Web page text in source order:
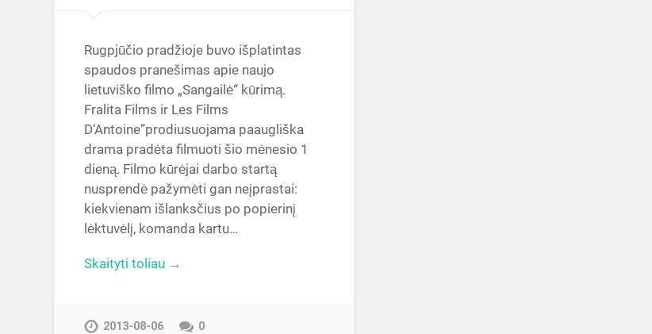
Rugpjūčio pradžioje buvo išplatintas
spaudos pranešimas apie naujo
lietuviško filmo „Sangailė“ kūrimą.
Fralita Films ir Les Films
D‘Antoine”prodiusuojama paaugliška
drama pradėta filmuoti šio mėnesio 1
dieną. Filmo kūrėjai darbo startą
nusprendė pažymėti gan neįprastai:
kiekvienam išlanksčius po popierinį
lėktuvėlį, komanda kartu…
Skaityti toliau →
2013-08-06 0